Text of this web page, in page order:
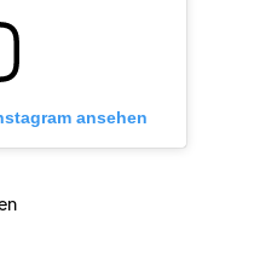
ansehen